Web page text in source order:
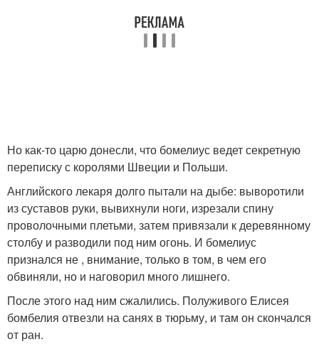
Но как-то царю донесли, что бомелиус ведет секретную
переписку с королями Швеции и Польши.
Английского лекаря долго пытали на дыбе: выворотили
из суставов руки, вывихнули ноги, изрезали спину
проволочными плетьми, затем привязали к деревянному
столбу и разводили под ним огонь. И бомелиус
признался не , внимание, только в том, в чем его
обвиняли, но и наговорил много лишнего.
После этого над ним сжалились. Полуживого Елисея
бомбелия отвезли на санях в тюрьму, и там он скончался
от ран.